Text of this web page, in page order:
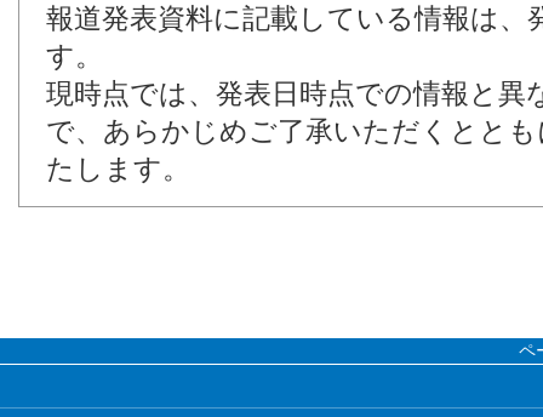
報道発表資料に記載している情報は、
す。
現時点では、発表日時点での情報と異
で、あらかじめご了承いただくとと
たします。
ペ